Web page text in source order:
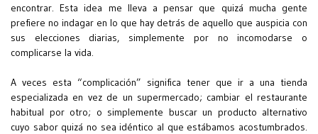
encontrar. Esta idea me lleva a pensar que quizá mucha gente
prefiere no indagar en lo que hay detrás de aquello que auspicia con
sus elecciones diarias, simplemente por no incomodarse o
complicarse la vida.
A veces esta “complicación” significa tener que ir a una tienda
especializada en vez de un supermercado; cambiar el restaurante
habitual por otro; o simplemente buscar un producto alternativo
cuyo sabor quizá no sea idéntico al que estábamos acostumbrados.